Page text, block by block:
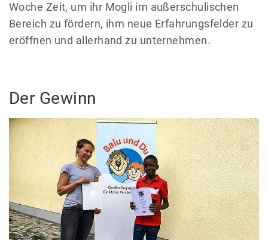
Woche Zeit, um ihr Mogli im außerschulischen
Bereich zu fördern, ihm neue Erfahrungsfelder zu
eröffnen und allerhand zu unternehmen.
Der Gewinn